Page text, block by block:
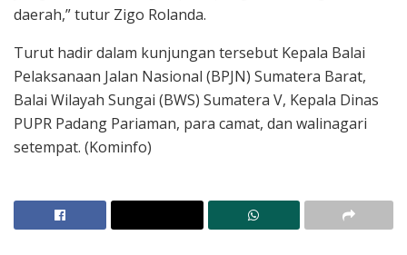
daerah,” tutur Zigo Rolanda.
Turut hadir dalam kunjungan tersebut Kepala Balai
Pelaksanaan Jalan Nasional (BPJN) Sumatera Barat,
Balai Wilayah Sungai (BWS) Sumatera V, Kepala Dinas
PUPR Padang Pariaman, para camat, dan walinagari
setempat. (Kominfo)